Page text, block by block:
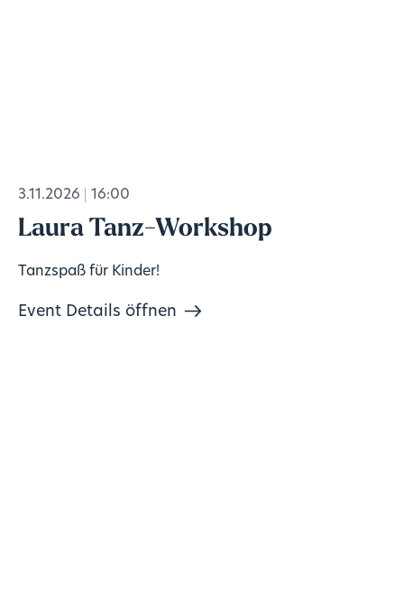
3.11.2026 16:00
Laura Tanz-Workshop
Tanzspaß für Kinder!
Event Details öffnen